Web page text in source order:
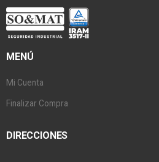
MENÚ
Mi Cuenta
Finalizar Compra
DIRECCIONES